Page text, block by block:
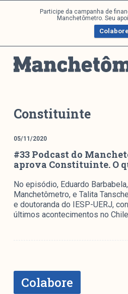
Participe da campanha de
Manchetômetro. Seu
Colabore
a
p
e
d
o
Análises
DONI
Boletim M
M Facebook
M Instagram
Livros
Arquivos
Entrevistas M
Constituinte
05/11/2020
#33 Podcast do
aprova Constituinte. O
No episódio, Eduardo
Manchetômetro, e Talita
e doutoranda do IESP-UERJ,
últimos acontecimentos no
Colabore